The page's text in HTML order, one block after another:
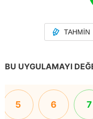
TAHMIN
BU UYGULAMAYI
5 6 7